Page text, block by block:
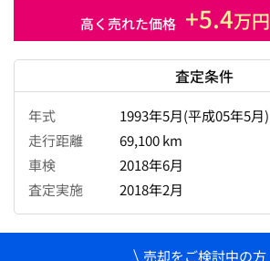
高く売れた価格 +5.4万円
査定条件
年式
1993年5月(平成05年5月)
走行距離
69,100 km
車検
2018年6月
査定実施
2018年2月
売却をご検討中の方